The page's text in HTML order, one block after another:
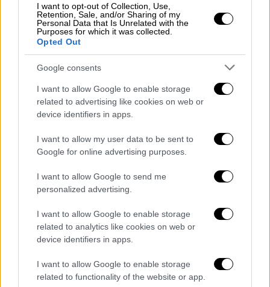
I want to opt-out of Collection, Use,
Retention, Sale, and/or Sharing of my
Personal Data that Is Unrelated with the
Purposes for which it was collected.
Opted Out
Google consents
I want to allow Google to enable storage
related to advertising like cookies on web or
device identifiers in apps.
I want to allow my user data to be sent to
Google for online advertising purposes.
I want to allow Google to send me
personalized advertising.
I want to allow Google to enable storage
related to analytics like cookies on web or
device identifiers in apps.
I want to allow Google to enable storage
related to functionality of the website or app.
έφτασαν στην Αγία Βαρβάρα από την Πάτρα.
Ο 39χρονος κυκλοφορούσε στην Αγία
Βαρβάρα φορώντας πάντα μάσκα για να
παραμορφώθηκε μετά από τροχαίο ατύχημα.
Τα τελευταία χρόνια ζούσε με το αναπηρικό
επίδομα που λάμβανε και ζητούσε βοήθεια
για την αποκατάσταση των προβλημάτων
υγείας που δεν του επέτρεπαν να εργαστεί.
«Θα ήθελα πιο πολύ να βρεθεί κάποιος
γιατρός, ας με πάρει ένα τηλέφωνο, να
κανονίσουμε, να πάμε να με δει, να δούμε τι
κανάλι.
Ελλάδα|06.05.2022 22:00